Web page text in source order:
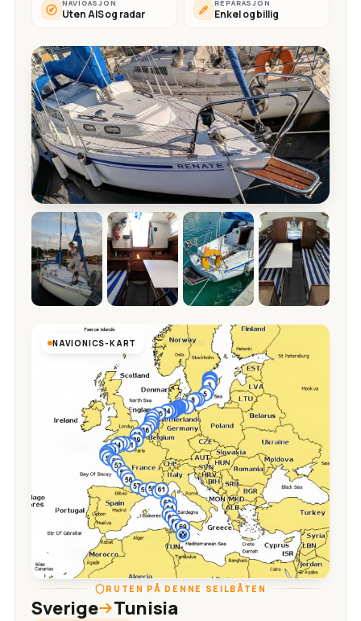
NAVIGASJON
Uten AIS og radar
REPARASJON
Enkel og billig
NAVIONICS-KART
RUTEN PÅ DENNE SEILBÅTEN
Sverige Tunisia